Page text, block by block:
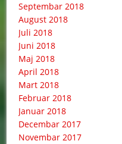
Septembar 2018
August 2018
Juli 2018
Juni 2018
Maj 2018
April 2018
Mart 2018
Februar 2018
Januar 2018
Decembar 2017
Novembar 2017